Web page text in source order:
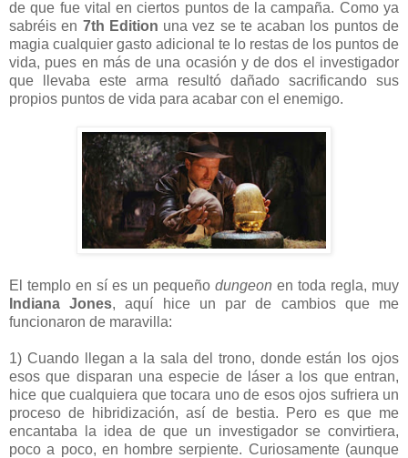
de que fue vital en ciertos puntos de la campaña. Como ya
sabréis en 7th Edition una vez se te acaban los puntos de
magia cualquier gasto adicional te lo restas de los puntos de
vida, pues en más de una ocasión y de dos el investigador
que llevaba este arma resultó dañado sacrificando sus
propios puntos de vida para acabar con el enemigo.
El templo en sí es un pequeño dungeon en toda regla, muy
Indiana Jones, aquí hice un par de cambios que me
funcionaron de maravilla:
1) Cuando llegan a la sala del trono, donde están los ojos
esos que disparan una especie de láser a los que entran,
hice que cualquiera que tocara uno de esos ojos sufriera un
proceso de hibridización, así de bestia. Pero es que me
encantaba la idea de que un investigador se convirtiera,
poco a poco, en hombre serpiente. Curiosamente (aunque